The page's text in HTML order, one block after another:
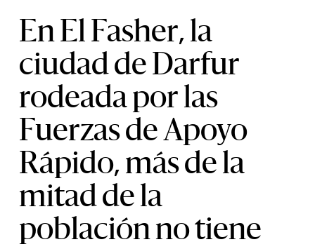
En El Fasher, la
ciudad de Darfur
rodeada por las
Fuerzas de Apoyo
Rápido, más de la
mitad de la
población no tiene